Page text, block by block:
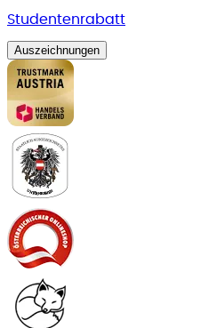
Studentenrabatt
Auszeichnungen